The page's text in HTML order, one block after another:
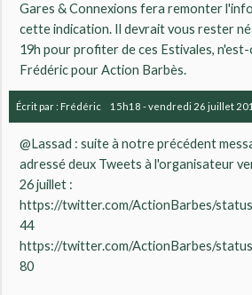
Gares & Connexions fera remonter
cette indication. Il devrait vous rester
19h pour profiter de ces Estivales, n'est-
Frédéric pour Action Barbès.
Écrit par : Frédéric 15h18 -vendredi 26 juillet
@Lassad : suite à notre précédent
adressé deux Tweets à l'organisateur
26 juillet :
https://twitter.com/ActionBarbes/
44
https://twitter.com/ActionBarbes/
80